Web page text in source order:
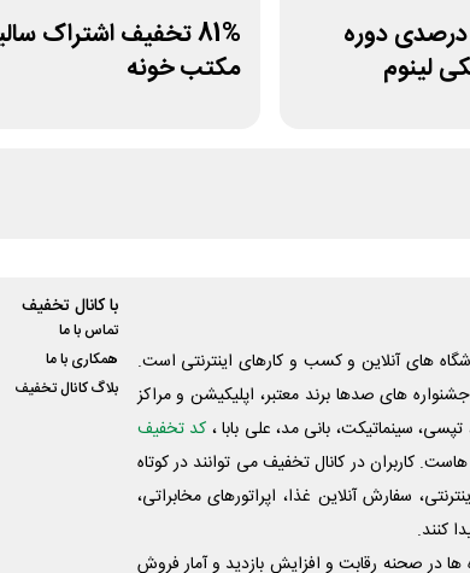
کد تخفیف 60 درصدی دوره
لینوم
81% تخفیف اشتراک
مکتب خونه
های آنلاین و کسب و‌ کارهای اینترنتی است.
های صدها برند معتبر، اپلیکیشن و مراکز
سینماتیکت، بانی مد، علی‌ بابا ، کد تخفیف
کاربران در کانال تخفیف می توانند در کوتاه
سفارش آنلاین غذا، اپراتورهای مخابراتی،
کنند.
ها در صحنه رقابت و افزایش بازدید و آمار فروش
با کانال تخفیف
تماس با ما
همکاری با ما
بلاگ کانال تخفیف